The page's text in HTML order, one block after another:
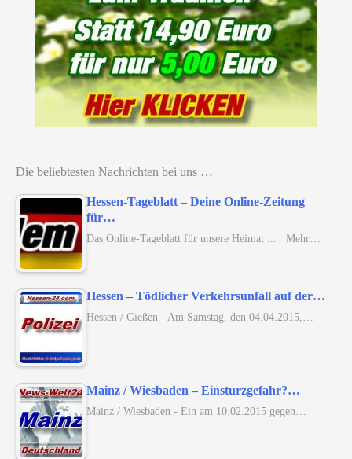
Die beliebtesten Nachrichten bei uns …
Hessen-Tageblatt – Deine Online-Zeitung
für…
Das Online-Tageblatt für unsere Heimat ... Mehr…
Hessen – Tödlicher Verkehrsunfall auf der…
Hessen / Gießen - Am Samstag, den 04.04.2015,…
Mainz / Wiesbaden – Einsturzgefahr?…
Mainz / Wiesbaden - Ein am 10.02.2015 gegen…